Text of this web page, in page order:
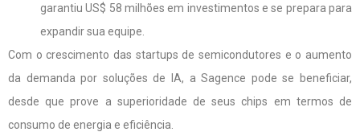
garantiu US$ 58 milhões em investimentos e se prepara para
expandir sua equipe.
Com o crescimento das startups de semicondutores e o aumento
da demanda por soluções de IA, a Sagence pode se beneficiar,
desde que prove a superioridade de seus chips em termos de
consumo de energia e eficiência.